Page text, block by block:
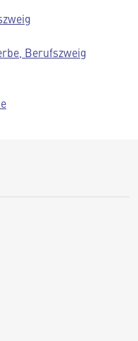
Berufszweig